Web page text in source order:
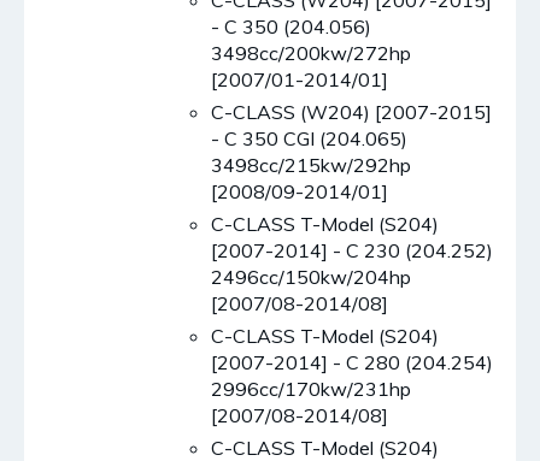
- C 350 (204.056)
3498cc/200kw/272hp
[2007/01-2014/01]
C-CLASS (W204) [2007-2015]
- C 350 CGI (204.065)
3498cc/215kw/292hp
[2008/09-2014/01]
C-CLASS T-Model (S204)
[2007-2014] - C 230 (204.252)
2496cc/150kw/204hp
[2007/08-2014/08]
C-CLASS T-Model (S204)
[2007-2014] - C 280 (204.254)
2996cc/170kw/231hp
[2007/08-2014/08]
C-CLASS T-Model (S204)